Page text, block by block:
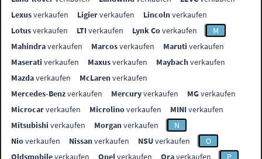
Lexusverkaufen Ligierverkaufen Lincolnverkaufen
Lotusverkaufen LTIverkaufen Lynk Coverkaufen
M
Mahindraverkaufen Marcosverkaufen Maruti verkaufen
Maserati verkaufen Maxusverkaufen Maybachverkaufen
Mazdaverkaufen McLarenverkaufen
Mercedes-Benzverkaufen Mercuryverkaufen MGverkaufen
Microcarverkaufen Microlinoverkaufen MINIverkaufen
Mitsubishi verkaufen Morganverkaufen
N
Nioverkaufen Nissanverkaufen NSUverkaufen
O
Oldsmobileverkaufen Opelverkaufen Oraverkaufen
P